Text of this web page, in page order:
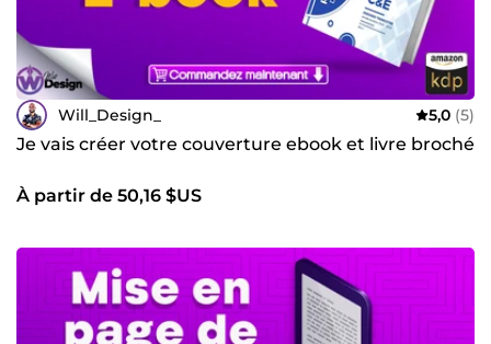
Will_Design_ 5,0 (5)
Je vais créer votre couverture ebook et livre broché
À partir de 50,16 $US